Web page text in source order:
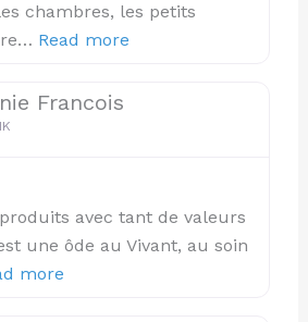
chambres, les petits
Read moreabout this listing
Francois
avec tant de valeurs
une ôde au Vivant, au soin
moreabout this listing